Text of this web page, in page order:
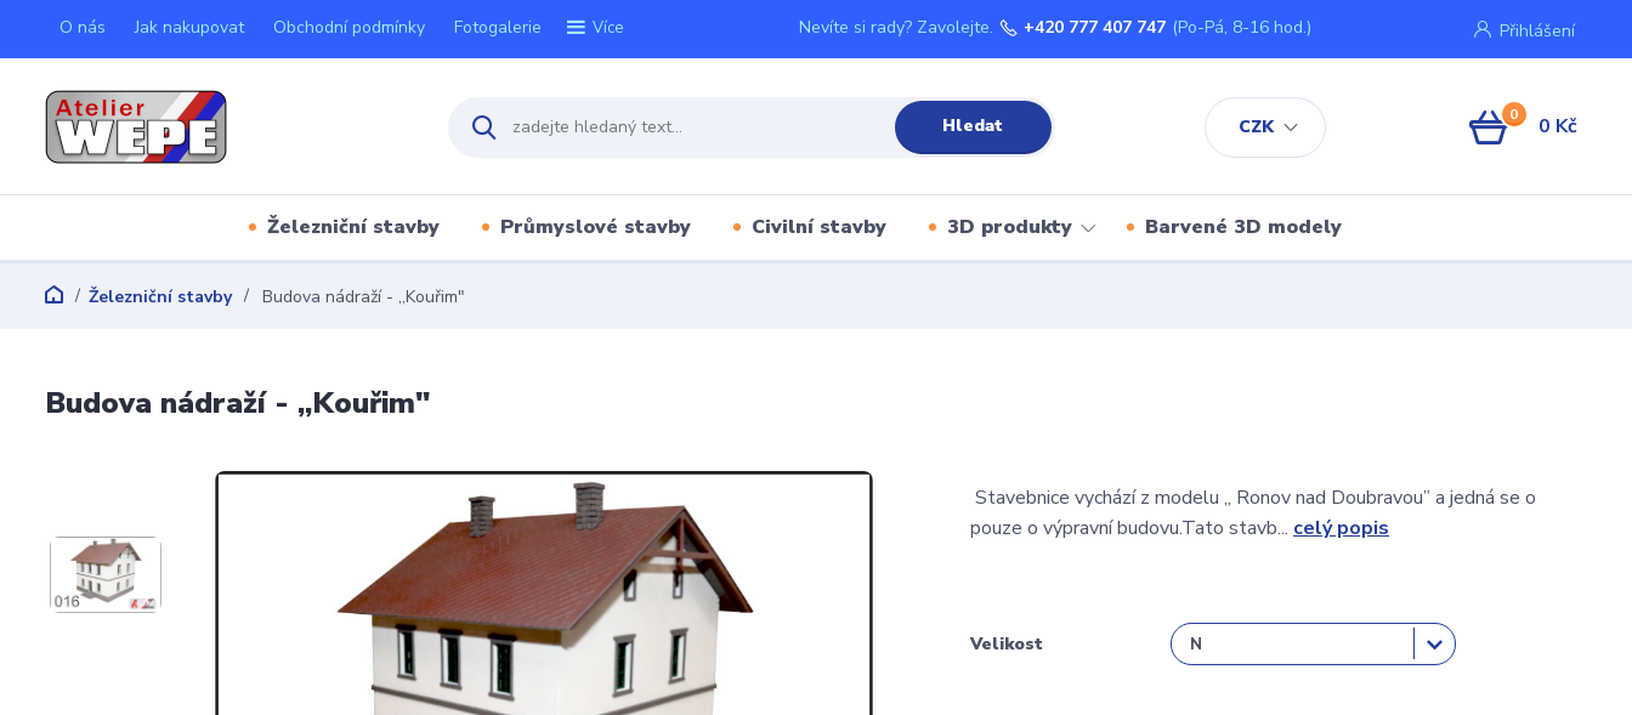
O nás Jak nakupovat Obchodní podmínky Fotogalerie Více
CZK
Přihlášení
Hledat
Nevíte si rady? Zavolejte. +420 777 407 747 (Po-Pá, 8-16 hod.)
0 0 Kč
Železniční stavby Průmyslové stavby Civilní stavby 3D produkty Barvené 3D modely
Železniční stavby Budova nádraží - ,,Kouřim"
Budova nádraží - ,,Kouřim"
Stavebnice vychází z modelu ,, Ronov nad Doubravou” a jedná se o
pouze o výpravní budovu.Tato stavb... celý popis
Velikost